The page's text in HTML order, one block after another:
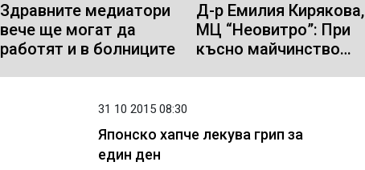
Здравните медиатори
вече ще могат да
работят и в болниците
Д-р Емилия Кирякова,
МЦ “Неовитро”: При
късно майчинство
рисковите фактори ще
31 10 2015 08:30
Японско хапче лекува грип за
един ден